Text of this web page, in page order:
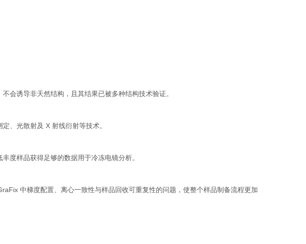
会诱导非天然结构，且其结果已被多种结构技术验证。
定、光散射及 X 射线衍射等技术。
度样品获得足够的数据用于冷冻电镜分析。
中梯度配置、离心一致性与样品回收可重复性的问题，使整个样品制备流程更加